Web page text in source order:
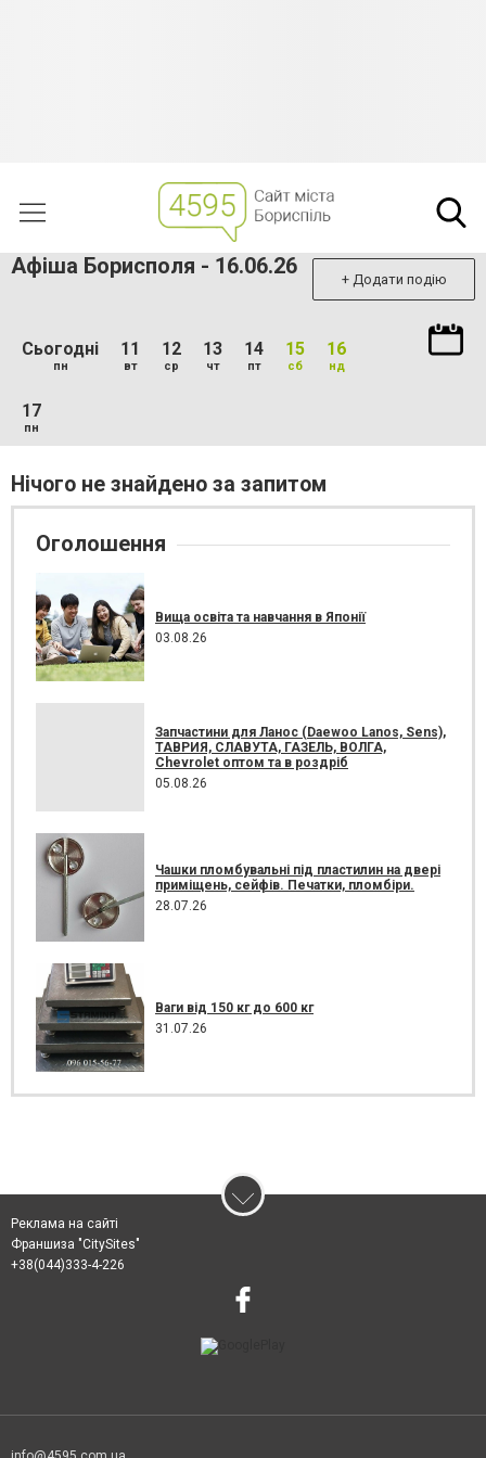
Афіша Борисполя - 16.06.26 + Додати подію
Сьогодні
пн
11
вт
12
ср
13
чт
14
пт
15
сб
16
нд
17
пн
Нічого не знайдено за запитом
Оголошення
Вища освіта та навчання в Японії
03.08.26
Запчастини для Ланос (Daewoo Lanos, Sens),
ТАВРИЯ, СЛАВУТА, ГАЗЕЛЬ, ВОЛГА,
Chevrolet оптом та в роздріб
05.08.26
Чашки пломбувальні під пластилин на двері
приміщень, сейфів. Печатки, пломбіри.
28.07.26
Ваги від 150 кг до 600 кг
31.07.26
Реклама на сайті
Франшиза "CitySites"
+38(044)333-4-226